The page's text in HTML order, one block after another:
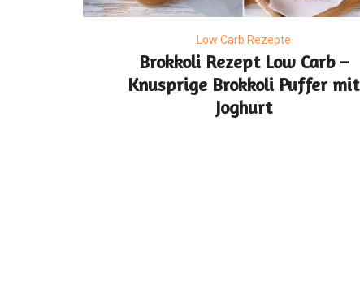
Low Carb Rezepte
Brokkoli Rezept Low Carb –
Knusprige Brokkoli Puffer mit
Joghurt